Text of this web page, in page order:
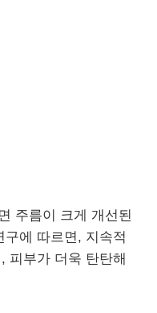
주름이 크게 개선된
에 따르면, 지속적
피부가 더욱 탄탄해